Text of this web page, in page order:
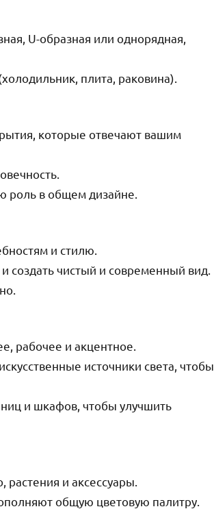
U-образная или однорядная,
плита, раковина).
которые отвечают вашим
роль в общем дизайне.
и стилю.
создать чистый и современный вид.
рабочее и акцентное.
источники света, чтобы
и шкафов, чтобы улучшить
и аксессуары.
общую цветовую палитру.